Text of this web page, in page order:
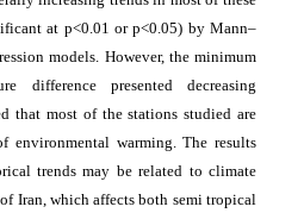
at p<0.01 or p<0.05) by Mann–
models. However, the minimum
difference presented decreasing
that most of thestations studied are
environmental warming. The results
trends may be related to climate
Iran, which affects both semi tropical